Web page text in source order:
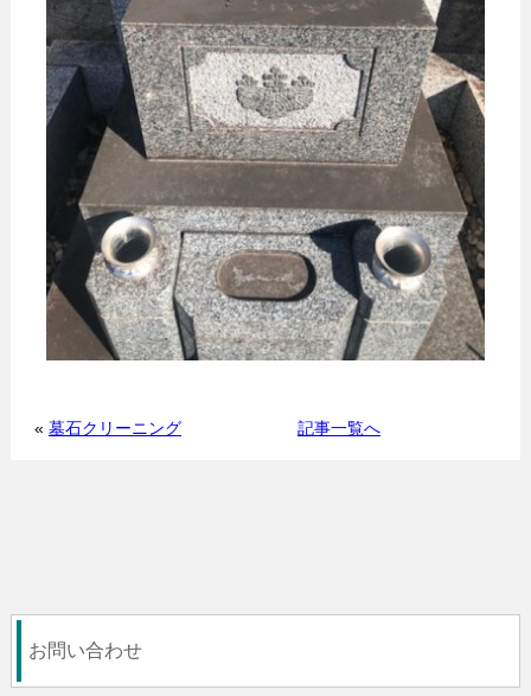
« 墓石クリーニング 記事一覧へ
お問い合わせ